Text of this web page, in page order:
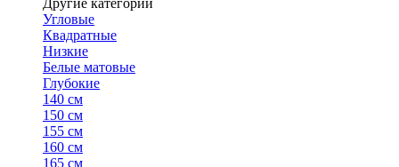
Другие категории
Угловые
Квадратные
Низкие
Белые матовые
Глубокие
140 см
150 см
155 см
160 см
165 см